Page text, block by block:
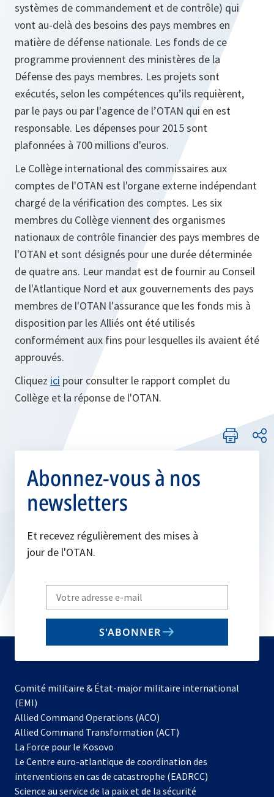
systèmes de commandement et de contrôle) qui
vont au-delà des besoins des pays membres en
matière de défense nationale. Les fonds de ce
programme proviennent des ministères de la
Défense des pays membres. Les projets sont
exécutés, selon les compétences qu’ils requièrent,
par le pays ou par l'agence de l’OTAN qui en est
responsable. Les dépenses pour 2015 sont
plafonnées à 700 millions d'euros.
Le Collège international des commissaires aux
comptes de l'OTAN est l'organe externe indépendant
chargé de la vérification des comptes. Les six
membres du Collège viennent des organismes
nationaux de contrôle financier des pays membres de
l'OTAN et sont désignés pour une durée déterminée
de quatre ans. Leur mandat est de fournir au Conseil
de l'Atlantique Nord et aux gouvernements des pays
membres de l'OTAN l'assurance que les fonds mis à
disposition par les Alliés ont été utilisés
conformément aux fins pour lesquelles ils avaient été
approuvés.
Cliquez ici pour consulter le rapport complet du
Collège et la réponse de l'OTAN.
Abonnez-vous à nos
newsletters
Et recevez régulièrement des mises à
jour de l'OTAN.
Write
your
email
S'ABONNER
Comité militaire & État-major militaire international
(EMI)
Allied Command Operations (ACO)
dans
nouvel
onglet
Allied Command Transformation (ACT)
La Force pour le Kosovo
dans
un
nouvel
Le Centre euro-atlantique de coordination des
interventions en cas de catastrophe (EADRCC)
Science au service de la paix et de la sécurité